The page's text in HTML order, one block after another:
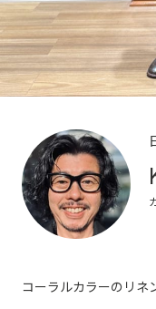
コーラルカラーのリネ